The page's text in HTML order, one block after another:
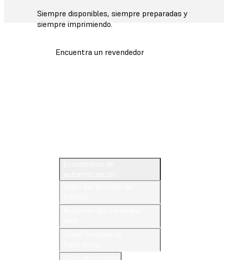
Siempre disponibles, siempre preparadas y
siempre imprimiendo.
Encuentra un revendedor